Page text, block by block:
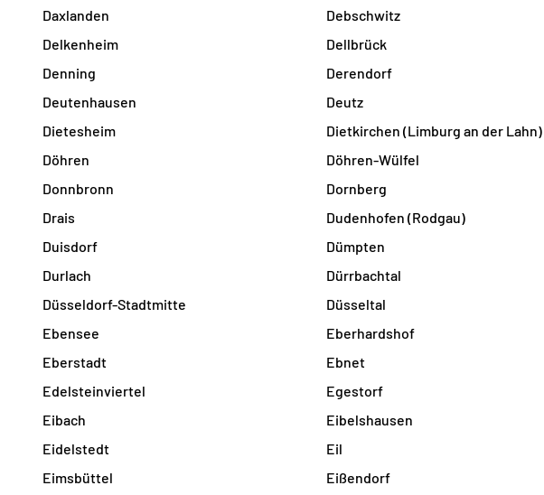
Daxlanden
Debschwitz
Delkenheim
Dellbrück
Denning
Derendorf
Deutenhausen
Deutz
Dietesheim
Dietkirchen (Limburg an der Lahn)
Döhren
Döhren-Wülfel
Donnbronn
Dornberg
Drais
Dudenhofen (Rodgau)
Duisdorf
Dümpten
Durlach
Dürrbachtal
Düsseldorf-Stadtmitte
Düsseltal
Ebensee
Eberhardshof
Eberstadt
Ebnet
Edelsteinviertel
Egestorf
Eibach
Eibelshausen
Eidelstedt
Eil
Eimsbüttel
Eißendorf